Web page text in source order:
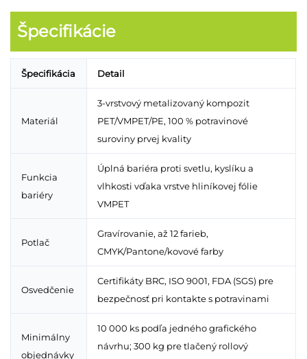
Špecifikácie
Špecifikácia Detail
Materiál
3-vrstvový metalizovaný kompozit
PET/VMPET/PE, 100 % potravinové
suroviny prvej kvality
Funkcia
bariéry
Úplná bariéra proti svetlu, kyslíku a
vlhkosti vďaka vrstve hliníkovej fólie
VMPET
Potlač
Gravírovanie, až 12 farieb,
CMYK/Pantone/kovové farby
Osvedčenie
Certifikáty BRC, ISO 9001, FDA (SGS) pre
bezpečnosť pri kontakte s potravinami
Minimálny
objednávky
10 000 ks podľa jedného grafického
návrhu; 300 kg pre tlačený rollový